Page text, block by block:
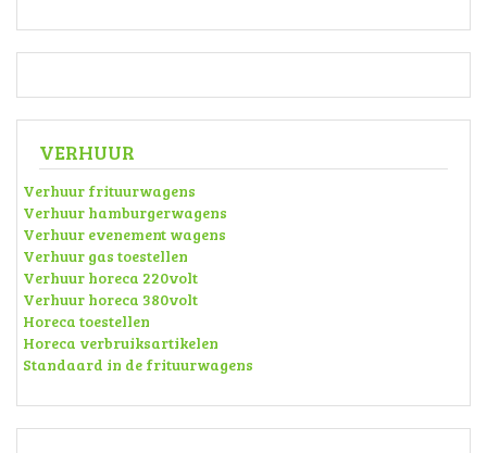
VERHUUR
Verhuur frituurwagens
Verhuur hamburgerwagens
Verhuur evenement wagens
Verhuur gas toestellen
Verhuur horeca 220volt
Verhuur horeca 380volt
Horeca toestellen
Horeca verbruiksartikelen
Standaard in de frituurwagens